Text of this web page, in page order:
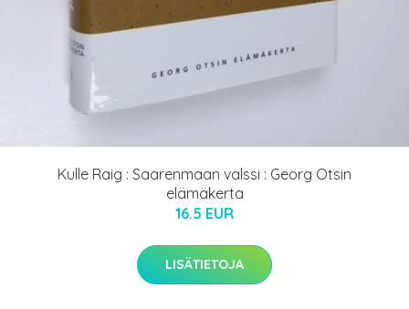
Kulle Raig : Saarenmaan valssi : Georg Otsin
elämäkerta
16.5 EUR
LISÄTIETOJA